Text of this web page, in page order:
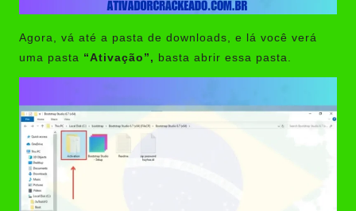
Agora, vá até a pasta de downloads, e lá você verá
uma pasta “Ativação”, basta abrir essa pasta.